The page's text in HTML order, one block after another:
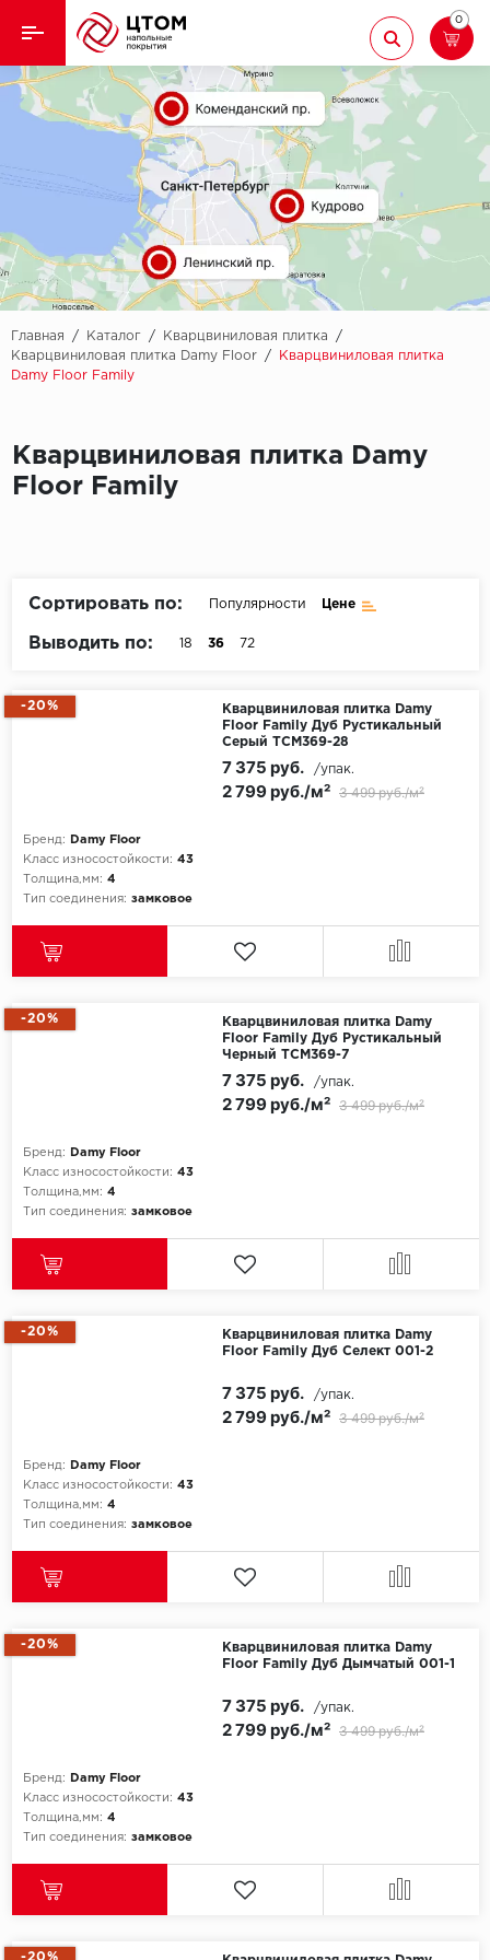
Назад
Кварцвиниловая плитка
Назад
Aberhof
Adelar
Alfa
AllureFloor
CronaFloor
Damy Floor
ECO Parquet
Egger
Forbo Allura Click
IVC Group
Juteks
KDF
Ламинат
Ковролин
Линолеум
Паркет
Паркетная доска
Подложка
0
Главная / Каталог / Кварцвиниловая плитка
/
Кварцвиниловая плитка Damy Floor
/
Кварцвиниловая плитка
Damy Floor Family
Кварцвиниловая плитка Damy
Floor Family
Сортировать по: Популярности Цене
Выводить по: 18 36 72
-20%
Кварцвиниловая плитка Damy
Floor Family Дуб Рустикальный
Cерый TCM369-28
Бренд:
Damy Floor
Класс износостойкости: 43
Толщина,мм: 4
Тип соединения: замковое
2 799 руб./м² 3 499 руб./м²
7 375 руб. /упак.
-20%
Кварцвиниловая плитка Damy
Floor Family Дуб Рустикальный
Черный TCM369-7
Бренд:
Damy Floor
Класс износостойкости: 43
Толщина,мм: 4
Тип соединения: замковое
2 799 руб./м² 3 499 руб./м²
7 375 руб. /упак.
-20%
Кварцвиниловая плитка Damy
Floor Family Дуб Селект 001-2
Бренд:
Damy Floor
Класс износостойкости: 43
Толщина,мм: 4
Тип соединения: замковое
2 799 руб./м² 3 499 руб./м²
7 375 руб. /упак.
-20%
Кварцвиниловая плитка Damy
Floor Family Дуб Дымчатый 001-1
Бренд:
Damy Floor
Класс износостойкости: 43
Толщина,мм: 4
Тип соединения: замковое
2 799 руб./м² 3 499 руб./м²
7 375 руб. /упак.